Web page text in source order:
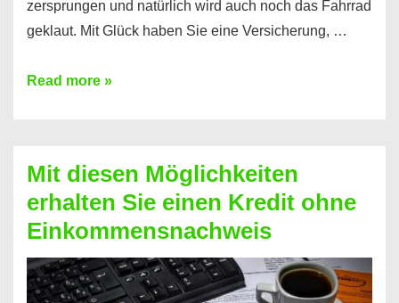
zersprungen und natürlich wird auch noch das Fahrrad
geklaut. Mit Glück haben Sie eine Versicherung, …
Ferratum
für
schnelle
Durchstarter
Read more »
Mit diesen Möglichkeiten
erhalten Sie einen Kredit ohne
Einkommensnachweis